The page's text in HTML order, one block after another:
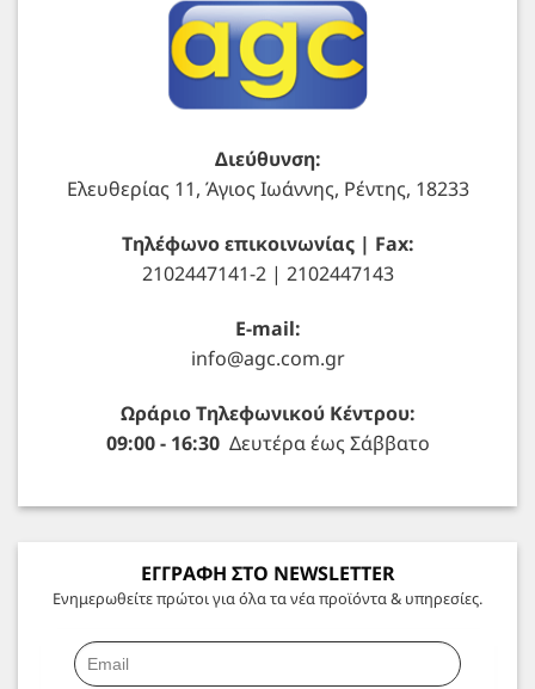
Διεύθυνση:
Ελευθερίας 11, Άγιος Ιωάννης, Ρέντης, 18233
Τηλέφωνο επικοινωνίας | Fax:
2102447141-2 | 2102447143
E-mail:
info@agc.com.gr
Ωράριο Τηλεφωνικού Κέντρου:
09:00 - 16:30Δευτέρα έως Σάββατο
ΕΓΓΡΑΦΗ ΣΤΟ NEWSLETTER
Ενημερωθείτε πρώτοι για όλα τα νέα προϊόντα & υπηρεσίες.